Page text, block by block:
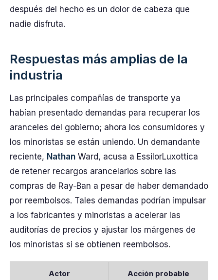
después del hecho es un dolor de cabeza que
nadie disfruta.
Respuestas más amplias de la
industria
Las principales compañías de transporte ya
habían presentado demandas para recuperar los
aranceles del gobierno; ahora los consumidores y
los minoristas se están uniendo. Un demandante
reciente, Nathan Ward, acusa a EssilorLuxottica
de retener recargos arancelarios sobre las
compras de Ray‑Ban a pesar de haber demandado
por reembolsos. Tales demandas podrían impulsar
a los fabricantes y minoristas a acelerar las
auditorías de precios y ajustar los márgenes de
los minoristas si se obtienen reembolsos.
Actor Acción probable